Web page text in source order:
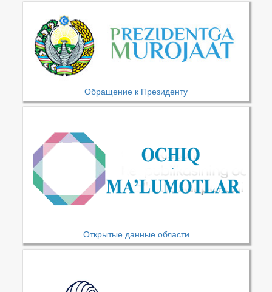
Обращение к Президенту
Открытые данные области